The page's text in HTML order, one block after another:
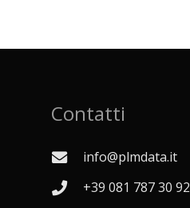
Contatti
info@plmdata.it
+39 081 787 30 92